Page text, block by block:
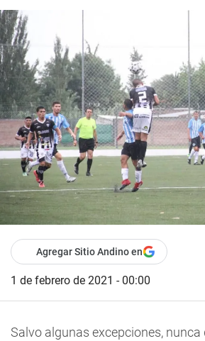
Agregar Sitio Andino en
1 de febrero de 2021 - 00:00
Salvo algunas excepciones,